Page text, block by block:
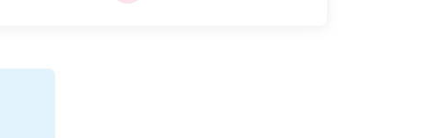
Tangerang Kota, Banten